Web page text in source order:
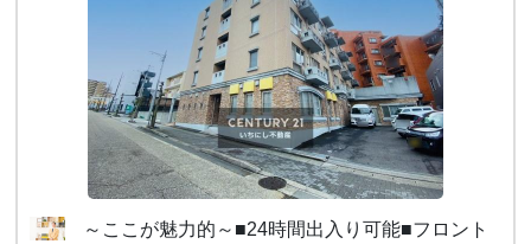
～ここが魅力的～■24時間出入り可能■フロント